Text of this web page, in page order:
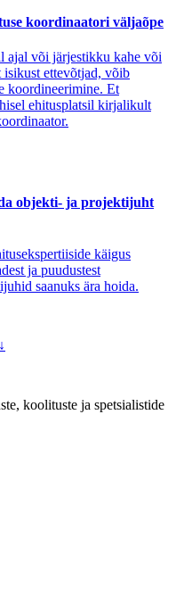
koordinaatori väljaõpe
ajal või järjestikku kahe või
isikust ettevõtjad, võib
koordineerimine. Et
ehitusplatsil kirjalikult
objekti- ja projektijuht
käigus
ja puudustest
saanuks ära hoida.
↓
koolituste ja spetsialistide